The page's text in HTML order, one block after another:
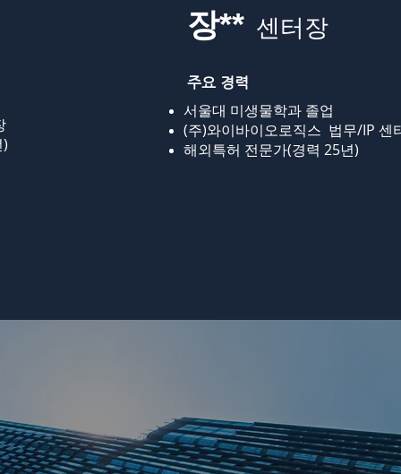
장** 센터장
주요 경력
서울대 미생물학과 졸업
(주)와이바이오로직스 법무/IP 센
해외특허 전문가(경력 25년)